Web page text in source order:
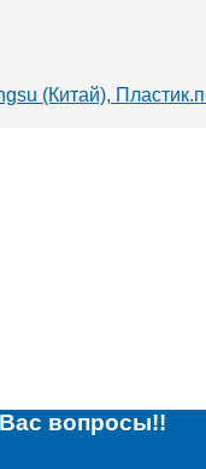
(Китай),
вопросы!!